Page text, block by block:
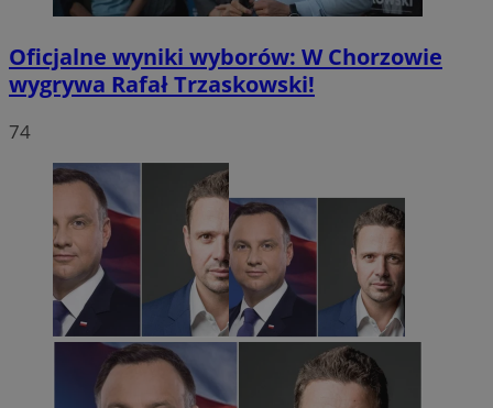
Oficjalne wyniki wyborów: W Chorzowie
wygrywa Rafał Trzaskowski!
74